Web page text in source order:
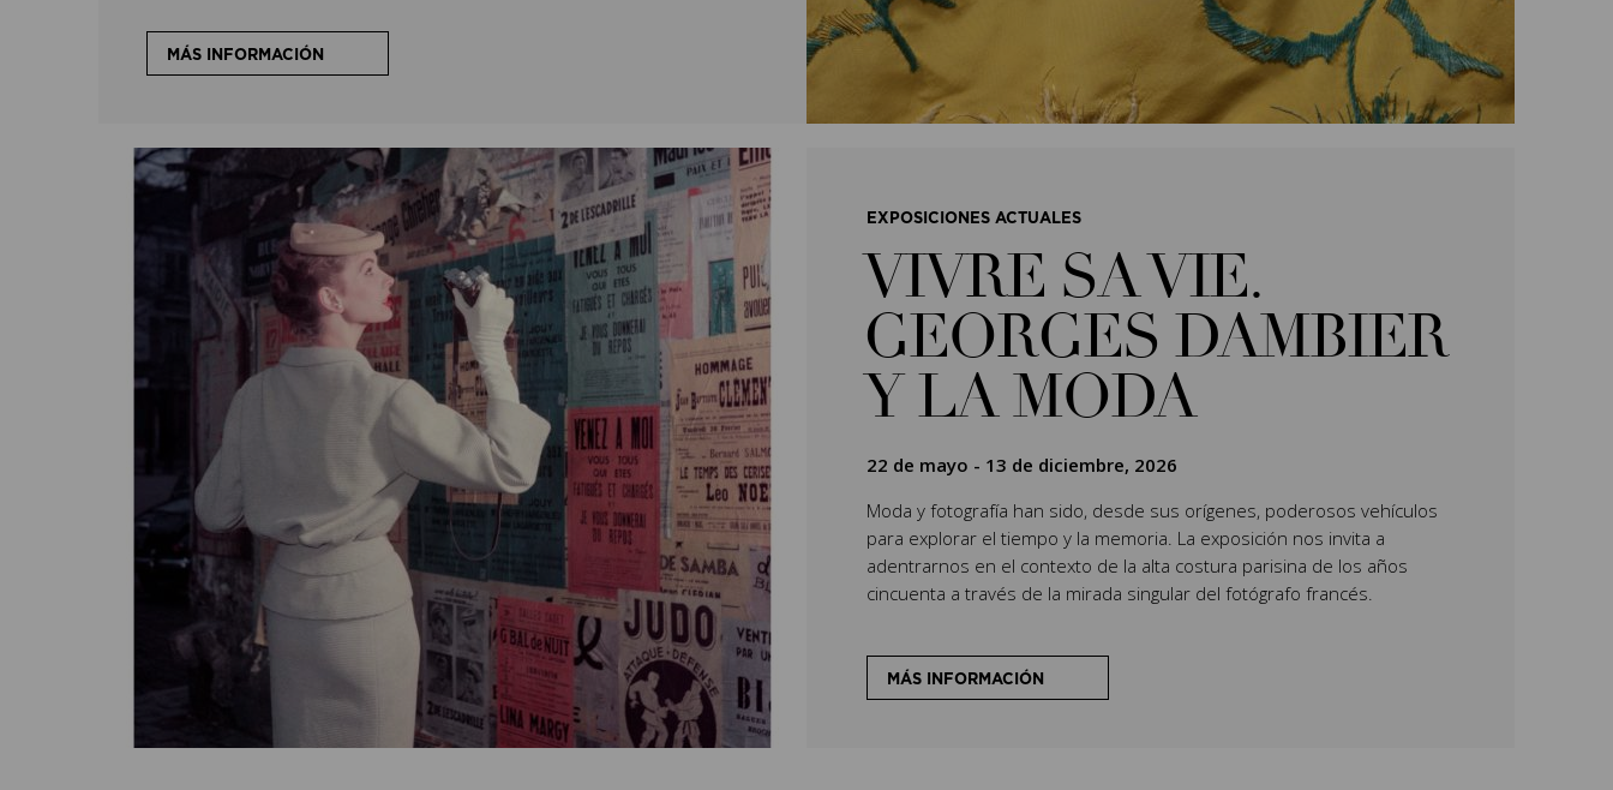
MÁS INFORMACIÓN
EXPOSICIONES ACTUALES
VIVRE SA VIE.
GEORGES DAMBIER
Y LA MODA
22 de mayo - 13 de diciembre, 2026
Moda y fotografía han sido, desde sus orígenes, poderosos vehículos
para explorar el tiempo y la memoria. La exposición nos invita a
adentrarnos en el contexto de la alta costura parisina de los años
cincuenta a través de la mirada singular del fotógrafo francés.
MÁS INFORMACIÓN